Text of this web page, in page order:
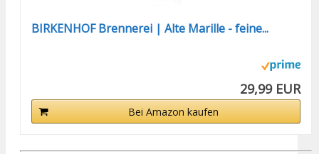
BIRKENHOF Brennerei | Alte Marille - feine...
29,99 EUR
Bei Amazon kaufen